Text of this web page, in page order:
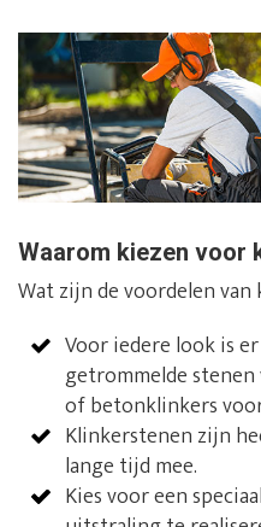
Waarom kiezen voor
Wat zijn de voordelen
Voor iedere look is
getrommelde
of betonklinkers
Klinkerstenen zijn
lange tijd mee.
Kies voor een